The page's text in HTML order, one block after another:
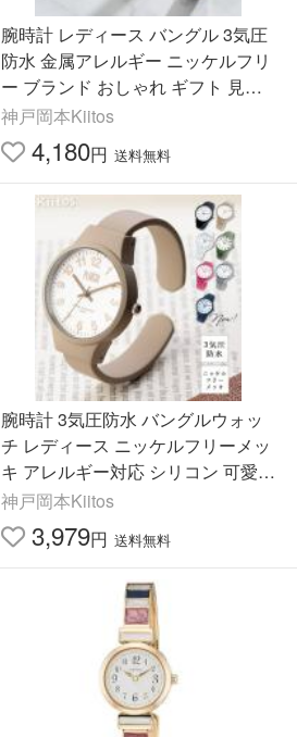
腕時計 レディース バングル 3気圧
防水 金属アレルギー ニッケルフリ
ー ブランド おしゃれ ギフト 見や
すい 日本製ムーブメント 1年間の
メーカー保証付
神戸岡本Kiitos
4,180円 送料無料
腕時計 3気圧防水 バングルウォッ
チ レディース ニッケルフリーメッ
キ アレルギー対応 シリコン 可愛い
おしゃれ シンプル ギフト 1年間の
メーカー保証付
神戸岡本Kiitos
3,979円 送料無料